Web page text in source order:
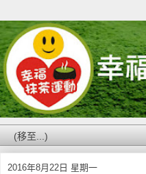
2016年8月22日 星期一